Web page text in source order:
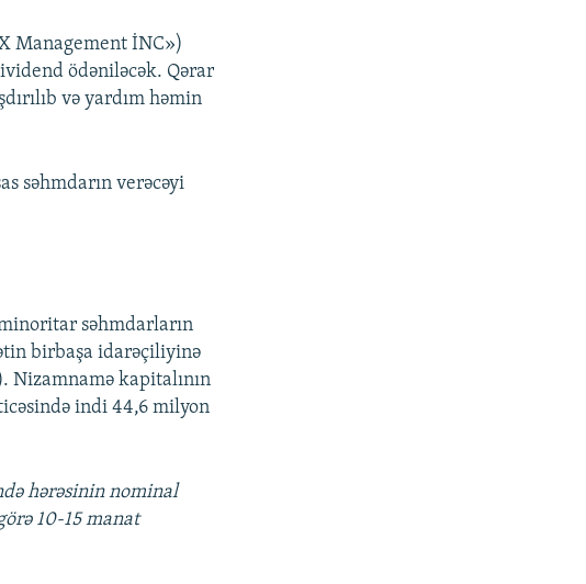
Management İNC»)
ödəniləcək. Qərar
və yardım həmin
səhmdarın verəcəyi
səhmdarların
birbaşa idarəçiliyinə
Nizamnamə kapitalının
indi 44,6 milyon
hərəsinin nominal
10-15 manat